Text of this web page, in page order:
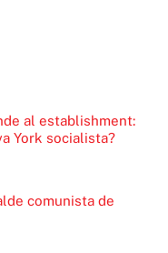
al establishment:
York socialista?
comunista de